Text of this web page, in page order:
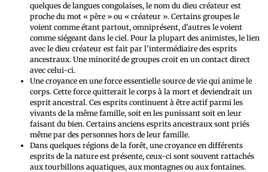
quelques de langues congolaises, le nom du dieu créateur est
proche du mot « père » ou « créateur ». Certains groupes le
voient comme étant partout, omniprésent, d'autres le voient
comme siégeant dans le ciel. Pour la plupart des animistes, le lien
avec le dieu créateur est fait par l'intermédiaire des esprits
ancestraux. Une minorité de groupes croit en un contact direct
avec celui-ci.
Une croyance en une force essentielle source de vie qui anime le
corps. Cette force quitterait le corps à la mort et deviendrait un
esprit ancestral. Ces esprits continuent à être actif parmi les
vivants de la même famille, soit en les punissant soit en leur
faisant du bien. Certains anciens esprits ancestraux sont priés
même par des personnes hors de leur famille.
Dans quelques régions de la forêt, une croyance en différents
esprits de la nature est présente, ceux-ci sont souvent rattachés
aux tourbillons aquatiques, aux montagnes ou aux fontaines.